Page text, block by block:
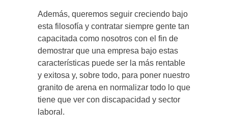
Además, queremos seguir creciendo bajo
esta filosofía y contratar siempre gente tan
capacitada como nosotros con el fin de
demostrar que una empresa bajo estas
características puede ser la más rentable
y exitosa y, sobre todo, para poner nuestro
granito de arena en normalizar todo lo que
tiene que ver con discapacidad y sector
laboral.